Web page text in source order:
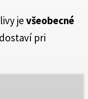
jevšeobecné
pri